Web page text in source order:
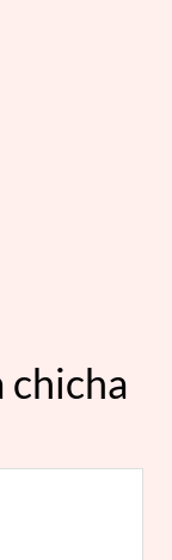
chicha